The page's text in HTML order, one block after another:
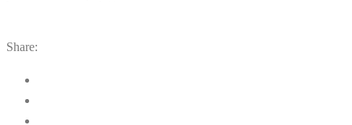
Share: